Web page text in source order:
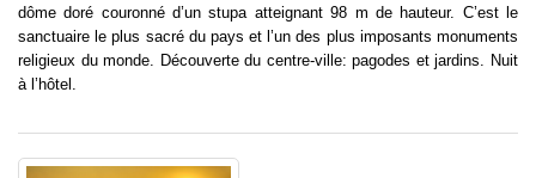
dôme doré couronné d’un stupa atteignant 98 m de hauteur. C’est le
sanctuaire le plus sacré du pays et l’un des plus imposants monuments
religieux du monde. Découverte du centre-ville: pagodes et jardins. Nuit
à l’hôtel.